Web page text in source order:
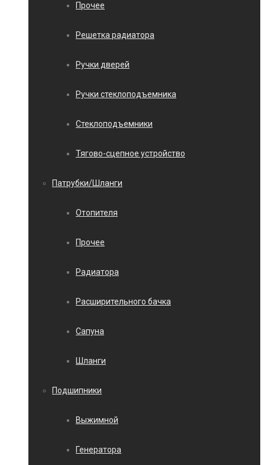
Прочее
Решетка радиатора
Ручки дверей
Ручки стеклоподъемника
Стеклоподъемники
Тягово-сцепное устройство
Патрубки/Шланги
Отопителя
Прочее
Радиатора
Расширительного бачка
Сапуна
Шланги
Подшипники
Выжимной
Генератора